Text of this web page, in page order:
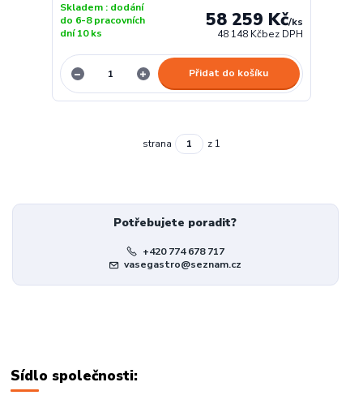
58 259 Kč/ks
48 148 Kčbez DPH
Skladem : dodání
do 6-8 pracovních
dní 10 ks
Přidat do košíku
strana z 1
Potřebujete poradit?
+420 774 678 717
vasegastro@seznam.cz
Sídlo společnosti: